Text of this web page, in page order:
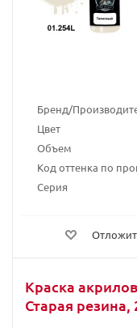
Бренд/
Цвет
Объем
Код оттенка по
Серия
Краска
Старая резина,